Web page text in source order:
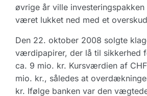
øvrige år ville investeringspakken
været lukket ned med et
Den 22. oktober 2008 solgte
værdipapirer, der lå til sikkerhed
ca. 9 mio. kr. Kursværdien af
mio. kr., således at
kr. Ifølge banken var den